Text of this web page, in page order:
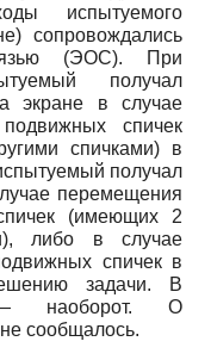
испытуемого
сопровождались
(ЭОС). При
получал
экране в случае
спичек
спичками) в
получал
перемещения
(имеющих 2
либо в случае
спичек в
задачи. В
— наоборот. О
сообщалось.